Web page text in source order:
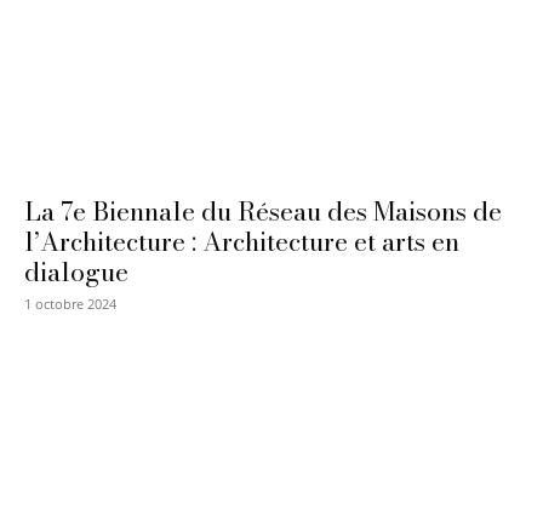
La 7e Biennale du Réseau des Maisons de
l’Architecture : Architecture et arts en
dialogue
1 octobre 2024